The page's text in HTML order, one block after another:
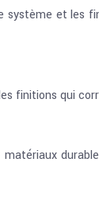
système et
finitions qui